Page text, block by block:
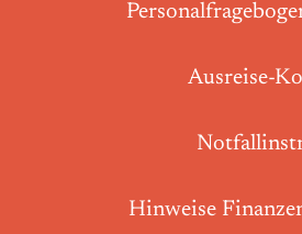
Ausreise-
Hinweise